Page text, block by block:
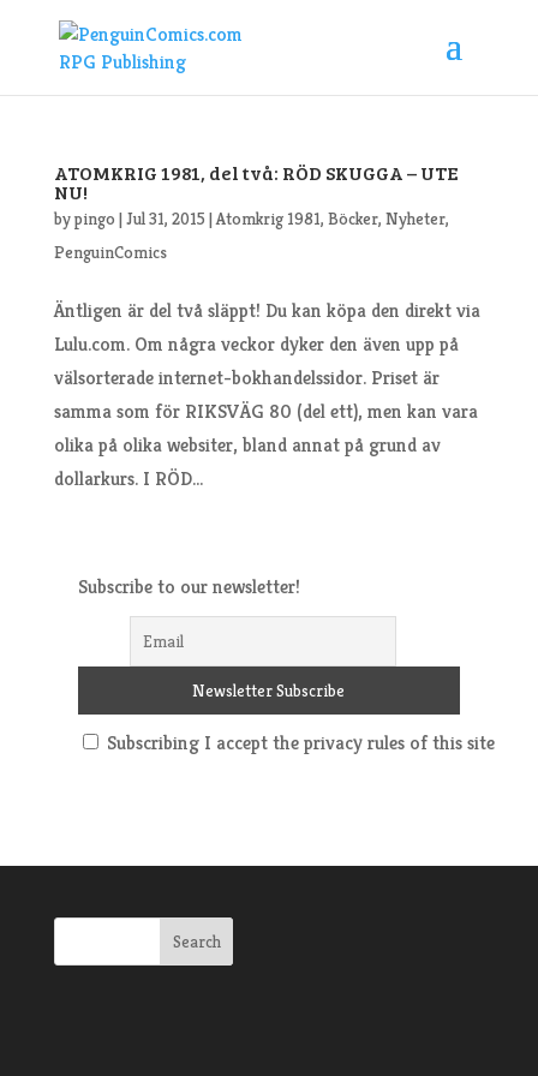
ATOMKRIG 1981, del två: RÖD SKUGGA – UTE
NU!
bypingo |Jul 31, 2015 |Atomkrig 1981, Böcker, Nyheter,
PenguinComics
Äntligen är del två släppt! Du kan köpa den direkt via
Lulu.com. Om några veckor dyker den även upp på
välsorterade internet-bokhandelssidor. Priset är
samma som för RIKSVÄG 80 (del ett), men kan vara
olika på olika websiter, bland annat på grund av
dollarkurs. I RÖD...
Subscribe to our newsletter!
Subscribing I accept the privacy rules of this site